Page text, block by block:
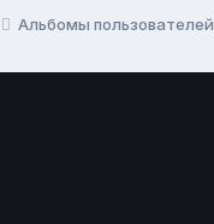
Альбомы пользователей